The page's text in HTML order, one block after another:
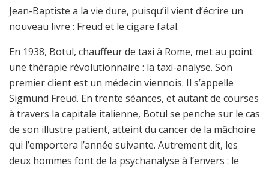
Jean-Baptiste a la vie dure, puisqu’il vient d’écrire un
nouveau livre : Freud et le cigare fatal.
En 1938, Botul, chauffeur de taxi à Rome, met au point
une thérapie révolutionnaire : la taxi-analyse. Son
premier client est un médecin viennois. Il s’appelle
Sigmund Freud. En trente séances, et autant de courses
à travers la capitale italienne, Botul se penche sur le cas
de son illustre patient, atteint du cancer de la mâchoire
qui l’emportera l’année suivante. Autrement dit, les
deux hommes font de la psychanalyse à l’envers : le